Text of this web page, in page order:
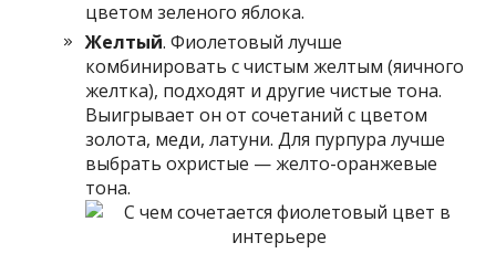
цветом зеленого яблока.
Желтый. Фиолетовый лучше
комбинировать с чистым желтым (яичного
желтка), подходят и другие чистые тона.
Выигрывает он от сочетаний с цветом
золота, меди, латуни. Для пурпура лучше
выбрать охристые — желто-оранжевые
тона.